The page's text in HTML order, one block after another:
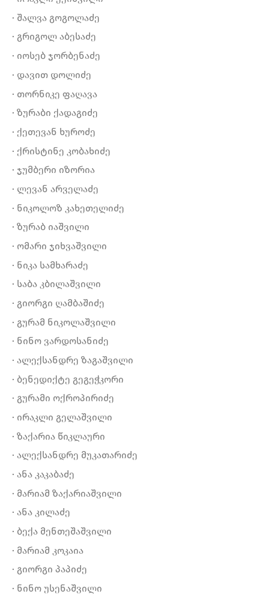
· შალვა გოგოლაძე
· გრიგოლ აბესაძე
· იოსებ ჯორბენაძე
· დავით დოლიძე
· თორნიკე ფაღავა
· ზურაბი ქადაგიძე
· ქეთევან ხუროძე
· ქრისტინე კობახიძე
· ჯუმბერი იზორია
· ლევან არველაძე
· ნიკოლოზ კახეთელიძე
· ზურაბ იაშვილი
· ომარი ჯიხვაშვილი
· ნიკა სამხარაძე
· საბა კბილაშვილი
· გიორგი ღამბაშიძე
· გურამ ნიკოლაშვილი
· ნინო ვარდოსანიძე
· ალექსანდრე ზაგაშვილი
· ბენედიქტე გეგეჭკორი
· გურამი ოქროპირიძე
· ირაკლი გელაშვილი
· ზაქარია წიკლაური
· ალექსანდრე მუკათარიძე
· ანა კაკაბაძე
· მარიამ ზაქარიაშვილი
· ანა კილაძე
· ბექა მენთეშაშვილი
· მარიამ კოკაია
· გიორგი პაპიძე
· ნინო უსენაშვილი